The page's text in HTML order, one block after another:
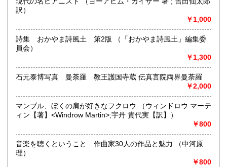
-
訳）
￥1,000
詩集 おかやま詩風土 第2版 （「おかやま詩風土」編集委
員会）
￥1,300
石元泰博写真 曼荼羅 教王護国寺蔵 伝真言院両界曼荼羅
￥2,000
マンブル、ぼくの肩が好きなフクロウ （ウィンドロウ マーテ
ィン【著】<Windrow Martin>;宇丹 貴代実【訳】）
￥800
音楽を聴くということ 作曲家30人の作品と魅力 （中河原
理）
￥800